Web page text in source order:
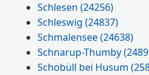
Schlesen(24256)
Schleswig(24837)
Schmalensee(24638)
Schnarup-Thumby
Schobüll bei Husum